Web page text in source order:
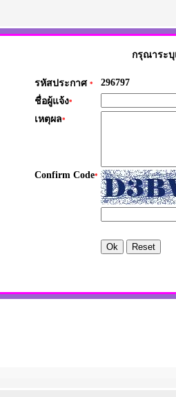
กรุณาระบุ
รหัสประกาศ *
296797
ชื่อผู้แจ้ง*
เหตุผล*
Confirm Code*